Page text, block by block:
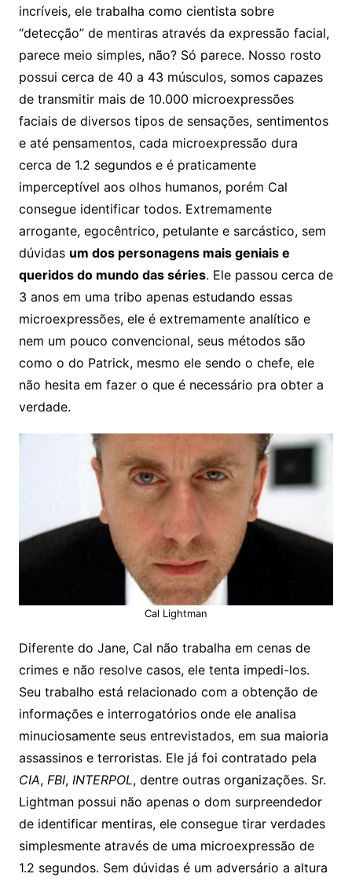
incríveis, ele trabalha como cientista sobre
“detecção” de mentiras através da expressão facial,
parece meio simples, não? Só parece. Nosso rosto
possui cerca de 40 a 43 músculos, somos capazes
de transmitir mais de 10.000 microexpressões
faciais de diversos tipos de sensações, sentimentos
e até pensamentos, cada microexpressão dura
cerca de 1.2 segundos e é praticamente
imperceptível aos olhos humanos, porém Cal
consegue identificar todos. Extremamente
arrogante, egocêntrico, petulante e sarcástico, sem
dúvidas um dos personagens mais geniais e
queridos do mundo das séries. Ele passou cerca de
3 anos em uma tribo apenas estudando essas
microexpressões, ele é extremamente analítico e
nem um pouco convencional, seus métodos são
como o do Patrick, mesmo ele sendo o chefe, ele
não hesita em fazer o que é necessário pra obter a
verdade.
Cal Lightman
Diferente do Jane, Cal não trabalha em cenas de
crimes e não resolve casos, ele tenta impedi-los.
Seu trabalho está relacionado com a obtenção de
informações e interrogatórios onde ele analisa
minuciosamente seus entrevistados, em sua maioria
assassinos e terroristas. Ele já foi contratado pela
CIA, FBI, INTERPOL, dentre outras organizações. Sr.
Lightman possui não apenas o dom surpreendedor
de identificar mentiras, ele consegue tirar verdades
simplesmente através de uma microexpressão de
1.2 segundos. Sem dúvidas é um adversário a altura